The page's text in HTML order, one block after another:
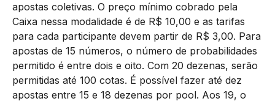
apostas coletivas. O preço mínimo cobrado pela
Caixa nessa modalidade é de R$ 10,00 e as tarifas
para cada participante devem partir de R$ 3,00. Para
apostas de 15 números, o número de probabilidades
permitido é entre dois e oito. Com 20 dezenas, serão
permitidas até 100 cotas. É possível fazer até dez
apostas entre 15 e 18 dezenas por pool. Aos 19, o